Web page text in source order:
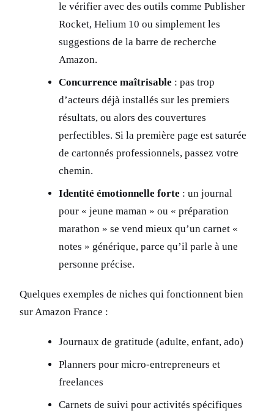
le vérifier avec des outils comme Publisher
Rocket, Helium 10 ou simplement les
suggestions de la barre de recherche
Amazon.
Concurrence maîtrisable : pas trop
d’acteurs déjà installés sur les premiers
résultats, ou alors des couvertures
perfectibles. Si la première page est saturée
de cartonnés professionnels, passez votre
chemin.
Identité émotionnelle forte : un journal
pour « jeune maman » ou « préparation
marathon » se vend mieux qu’un carnet «
notes » générique, parce qu’il parle à une
personne précise.
Quelques exemples de niches qui fonctionnent bien
sur Amazon France :
Journaux de gratitude (adulte, enfant, ado)
Planners pour micro-entrepreneurs et
freelances
Carnets de suivi pour activités spécifiques